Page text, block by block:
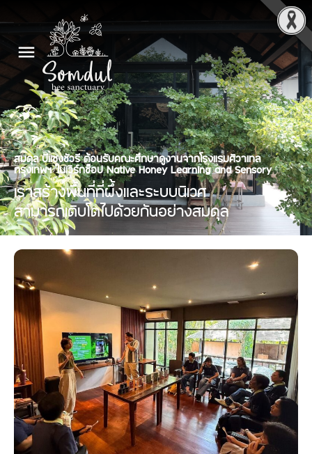
สมดุล บีแซงชัวรี ต้อนรับคณะศึกษาดูงานจากโรงแรมศิวาเทล
กรุงเทพฯ ในเวิร์กช็อป Native Honey Learning and Sensory
เราสร้างพื้นที่ที่ผึ้งและระบบนิเวศ
สามารถเติบโตไปด้วยกันอย่างสมดุล